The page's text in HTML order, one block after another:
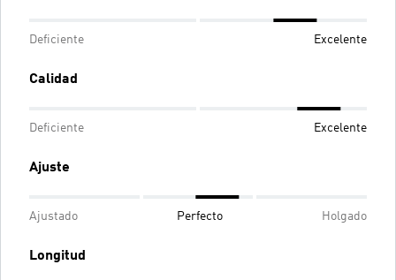
Deficiente Excelente
Calidad
Deficiente Excelente
Ajuste
Ajustado Perfecto Holgado
Longitud